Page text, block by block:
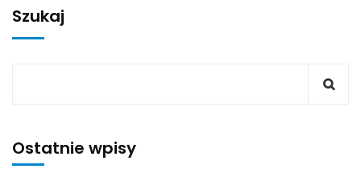
Szukaj
Ostatnie wpisy